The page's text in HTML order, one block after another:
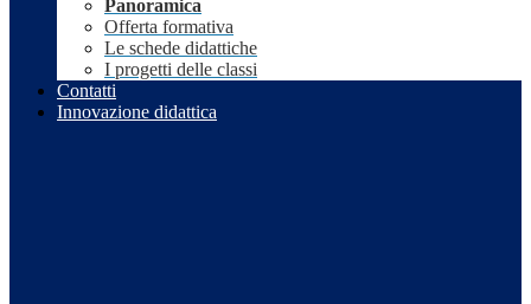
Panoramica
Offerta formativa
Le schede didattiche
I progetti delle classi
Contatti
Innovazione didattica